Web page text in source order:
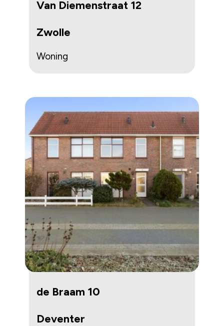
Van Diemenstraat 12
Zwolle
Woning
de Braam 10
Deventer